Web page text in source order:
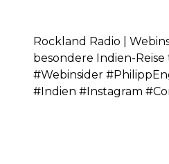
Rockland Radio |
besondere Indien-
#Webinsider
#Indien #Instagram